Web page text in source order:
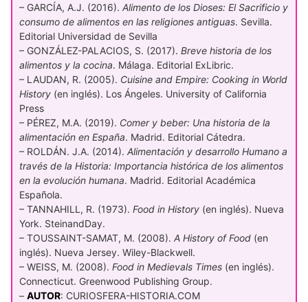
– GARCÍA, A.J. (2016). Alimento de los Dioses: El Sacrificio y
consumo de alimentos en las religiones antiguas. Sevilla.
Editorial Universidad de Sevilla
– GONZÁLEZ-PALACIOS, S. (2017). Breve historia de los
alimentos y la cocina. Málaga. Editorial ExLibric.
– LAUDAN, R. (2005). Cuisine and Empire: Cooking in World
History (en inglés). Los Ángeles. University of California
Press
– PÉREZ, M.A. (2019). Comer y beber: Una historia de la
alimentación en España. Madrid. Editorial Cátedra.
– ROLDÁN. J.A. (2014). Alimentación y desarrollo Humano a
través de la Historia: Importancia histórica de los alimentos
en la evolución humana. Madrid. Editorial Académica
Española.
– TANNAHILL, R. (1973). Food in History (en inglés). Nueva
York. SteinandDay.
– TOUSSAINT-SAMAT, M. (2008). A History of Food (en
inglés). Nueva Jersey. Wiley-Blackwell.
– WEISS, M. (2008). Food in Medievals Times (en inglés).
Connecticut. Greenwood Publishing Group.
– AUTOR: CURIOSFERA-HISTORIA.COM